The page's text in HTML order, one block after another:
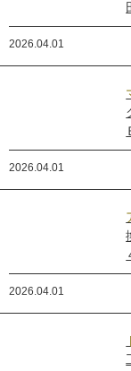
2026.04.01
マツダ Ｃ
2026.04.01
アルピナ
2026.04.01